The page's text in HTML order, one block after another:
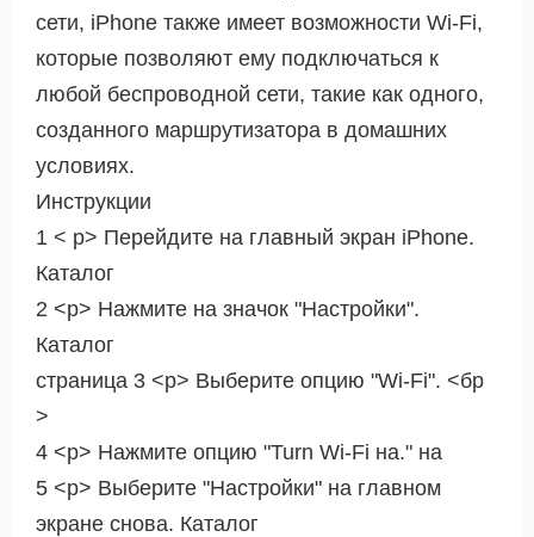
сети, iPhone также имеет возможности Wi-Fi,
которые позволяют ему подключаться к
любой беспроводной сети, такие как одного,
созданного маршрутизатора в домашних
условиях.
Инструкции
1 < р> Перейдите на главный экран iPhone.
Каталог
2 <р> Нажмите на значок "Настройки".
Каталог
страница 3 <р> Выберите опцию "Wi-Fi". <бр
>
4 <р> Нажмите опцию "Turn Wi-Fi на." на
5 <р> Выберите "Настройки" на главном
экране снова. Каталог